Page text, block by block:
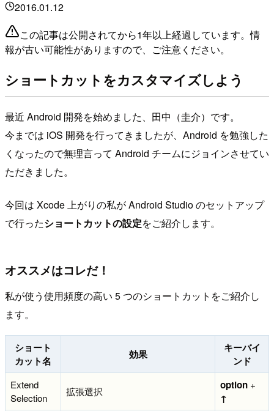
2016.01.12
この記事は公開されてから1年以上経過しています。情
報が古い可能性がありますので、ご注意ください。
ショートカットをカスタマイズしよう
最近 Android 開発を始めました、田中（圭介）です。
今までは iOS 開発を行ってきましたが、Android を勉強した
くなったので無理言って Android チームにジョインさせてい
ただきました。
今回は Xcode 上がりの私が Android Studio のセットアップ
で行ったショートカットの設定をご紹介します。
オススメはコレだ！
私が使う使用頻度の高い 5 つのショートカットをご紹介し
ます。
ショート
カット名
効果
キーバイ
ンド
Extend
Selection
拡張選択 option +
↑